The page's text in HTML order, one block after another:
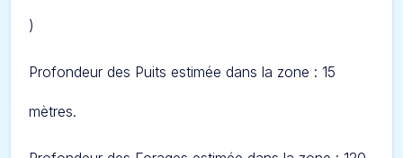
)
Profondeur des Puits estimée dans la zone : 15
mètres.